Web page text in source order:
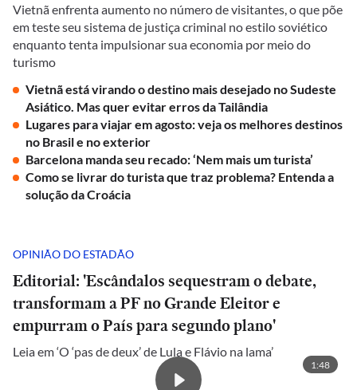
Vietnã enfrenta aumento no número de visitantes, o que põe
em teste seu sistema de justiça criminal no estilo soviético
enquanto tenta impulsionar sua economia por meio do
turismo
Vietnã está virando o destino mais desejado no Sudeste
Asiático. Mas quer evitar erros da Tailândia
Lugares para viajar em agosto: veja os melhores destinos
no Brasil e no exterior
Barcelona manda seu recado: ‘Nem mais um turista’
Como se livrar do turista que traz problema? Entenda a
solução da Croácia
OPINIÃO DO ESTADÃO
Editorial: 'Escândalos sequestram o debate,
transformam a PF no Grande Eleitor e
empurram o País para segundo plano'
Leia em ‘O ‘pas de deux’ de Lula e Flávio na lama’
1:48